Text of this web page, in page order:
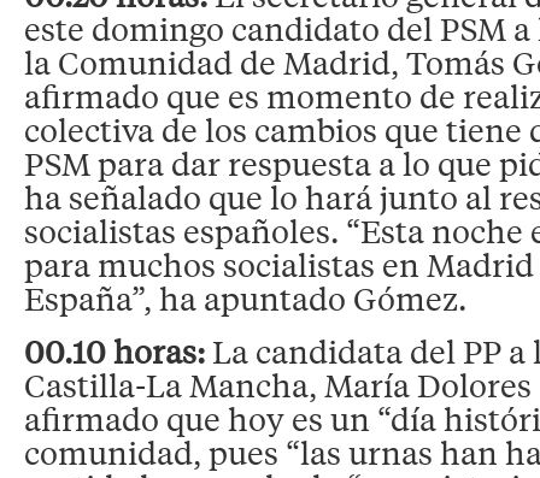
este domingo candidato del PSM
la Comunidad de Madrid, Tomás
afirmado que es momento de
colectiva de los cambios que tiene
PSM para dar respuesta a lo que
ha señalado que lo hará junto al
socialistas españoles. “Esta noche
para muchos socialistas en
España”, ha apuntado Gómez.
00.10 horas: La candidata del PP a
Castilla-La Mancha, María Dolores
afirmado que hoy es un “día
comunidad, pues “las urnas han